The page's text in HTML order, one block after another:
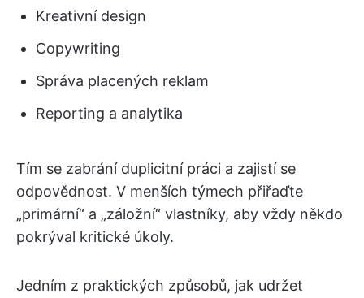
Kreativní design
Copywriting
Správa placených reklam
Reporting a analytika
Tím se zabrání duplicitní práci a zajistí se
odpovědnost. V menších týmech přiřaďte
„primární“ a „záložní“ vlastníky, aby vždy někdo
pokrýval kritické úkoly.
Jedním z praktických způsobů, jak udržet